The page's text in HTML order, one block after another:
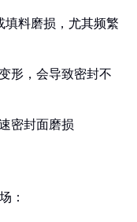
填料磨损，尤其频繁
形，会导致密封不
密封面磨损
：